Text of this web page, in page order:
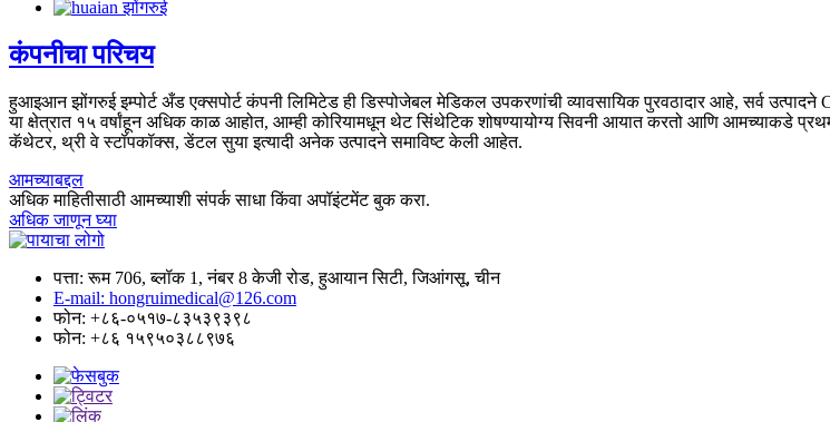
कंपनीचा परिचय
हुआइआन झोंगरुई इम्पोर्ट अँड एक्सपोर्ट कंपनी लिमिटेड ही डिस्पोजेबल मेडिकल उपकरणांची व्यावसायिक पुरवठादार आहे, सर्व
या क्षेत्रात १५ वर्षांहून अधिक काळ आहोत, आम्ही कोरियामधून थेट सिंथेटिक शोषण्यायोग्य सिवनी आयात करतो आणि आमच्याकडे
कॅथेटर, थ्री वे स्टॉपकॉक्स, डेंटल सुया इत्यादी अनेक उत्पादने समाविष्ट केली आहेत.
आमच्याबद्दल
अधिक माहितीसाठी आमच्याशी संपर्क साधा किंवा अपॉइंटमेंट बुक करा.
अधिक जाणून घ्या
पत्ता: रूम 706, ब्लॉक 1, नंबर 8 केजी रोड, हुआयान सिटी, जिआंगसू, चीन
E-mail: hongruimedical@126.com
फोन: +८६-०५१७-८३५३९३९८
फोन: +८६ १५९५०३८८९७६